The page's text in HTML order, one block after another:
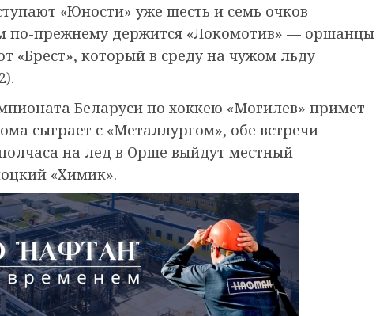
«Юности» уже шесть и семь очков
по-прежнему держится «Локомотив» — оршанцы
«Брест», который в среду на чужом льду
Беларуси по хоккею «Могилев» примет
сыграет с «Металлургом», обе встречи
на лед в Орше выйдут местный
«Химик».